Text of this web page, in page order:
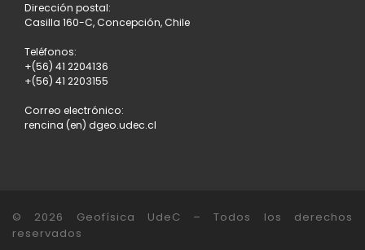
Dirección postal:
Casilla 160-C, Concepción, Chile
Teléfonos:
+(56) 41 2204136
+(56) 41 2203155
Correo electrónico:
rencina (en) dgeo.udec.cl
© 2026 Geofísica UdeC – Todos los derechos
reservados